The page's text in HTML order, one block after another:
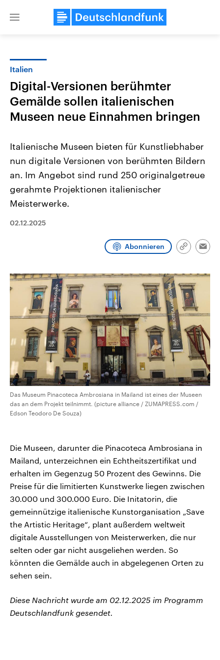
Close
Landtagswahl Sachsen-Anhalt
2026
Alle Informationen
Sachsen-Anhalt wählt am 6.
September 2026 einen neuen
CDU, SPD und FDP regiert.-
Wahlprogramme, aktuelle Berichte
und Hintergründe zu den Parteien
USA
Aktuelle Beiträge,
Hintergründe
Wirtschaftlich und
Programm Podcasts
Audio-Archiv
Italien
Digital-Versionen berühmter
Gemälde sollen italienischen
Museen neue Einnahmen bringen
Italienische Museen bieten für Kunstliebhaber
nun digitale Versionen von berühmten Bildern
an. Im Angebot sind rund 250 originalgetreue
gerahmte Projektionen italienischer
Meisterwerke.
02.12.2025
Abonnieren
Link
Das Museum Pinacoteca Ambrosiana in Mailand ist eines der Museen
das an dem Projekt teilnimmt. (picture alliance / ZUMAPRESS.com /
Edson Teodoro De Souza)
Die Museen, darunter die Pinacoteca Ambrosiana in
Mailand, unterzeichnen ein Echtheitszertifikat und
erhalten im Gegenzug 50 Prozent des Gewinns. Die
Preise für die limitierten Kunstwerke liegen zwischen
30.000 und 300.000 Euro. Die Initatorin, die
gemeinnützige italienische Kunstorganisation „Save
the Artistic Heritage“, plant außerdem weltweit
digitale Ausstellungen von Meisterwerken, die nur
selten oder gar nicht ausgeliehen werden. So
könnten die Gemälde auch in abgelegenen Orten zu
sehen sein.
Diese Nachricht wurde am 02.12.2025 im Programm
Deutschlandfunk gesendet.